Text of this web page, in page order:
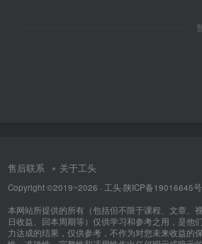
售后联系 关于工头
Copyright ©2019~2026 · 工头·陕ICP备19016645号
本网站所提供的所有（包括但不限于课程、文章、
日收益、回本周期等）仅供学习和参考之用，是他
力达成的结果，仅供参考，不作为对您未来收益的